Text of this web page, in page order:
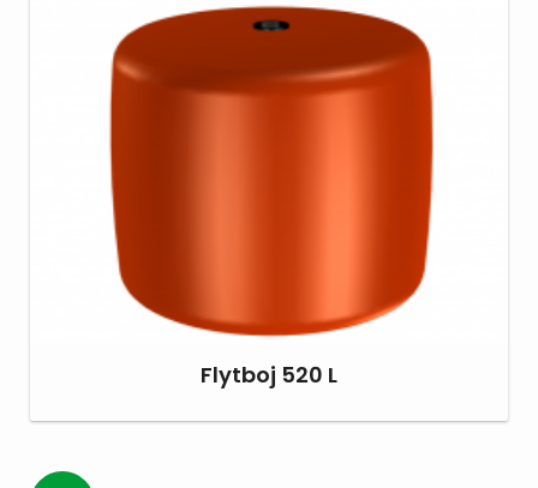
Flytboj 520 L